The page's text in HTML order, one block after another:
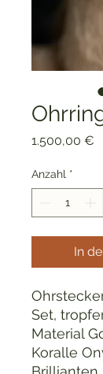
1.500,00 €
Anzahl *
In
Set,
Material
Koralle